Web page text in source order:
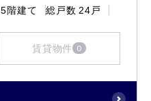
5階建て 総戸数 24戸
賃貸物件 0